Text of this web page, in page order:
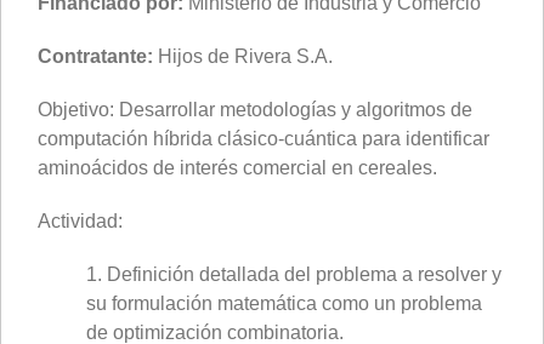
Contratante: Hijos de Rivera S.A.
Objetivo: Desarrollar metodologías y algoritmos de
computación híbrida clásico-cuántica para identificar
aminoácidos de interés comercial en cereales.
Actividad:
1. Definición detallada del problema a resolver y
su formulación matemática como un problema
de optimización combinatoria.